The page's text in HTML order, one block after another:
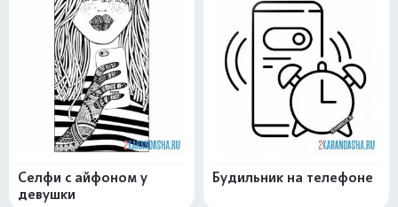
Селфи с айфоном у
девушки
Будильник на телефоне